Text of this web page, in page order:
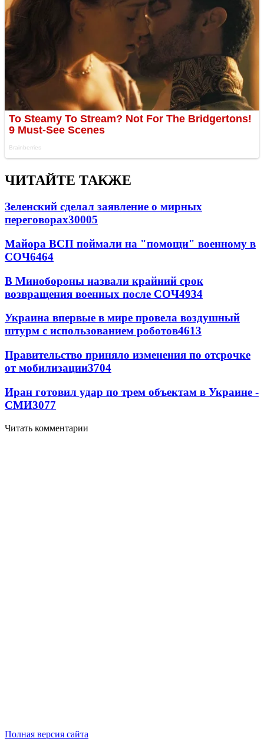
ЧИТАЙТЕ ТАКЖЕ
Зеленский сделал заявление о мирных
переговорах30005
Майора ВСП поймали на "помощи" военному в
СОЧ6464
В Минобороны назвали крайний срок
возвращения военных после СОЧ4934
Украина впервые в мире провела воздушный
штурм с использованием роботов4613
Правительство приняло изменения по отсрочке
от мобилизации3704
Иран готовил удар по трем объектам в Украине -
СМИ3077
Читать комментарии
Полная версия сайта